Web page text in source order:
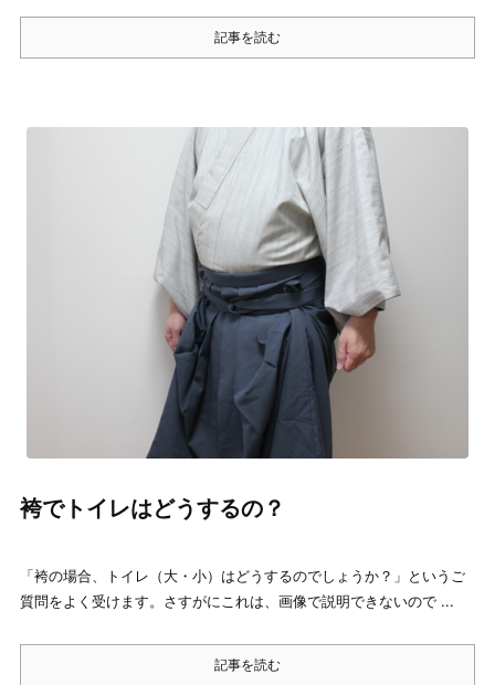
記事を読む
袴でトイレはどうするの？
「袴の場合、トイレ（大・小）はどうするのでしょうか？」というご
質問をよく受けます。さすがにこれは、画像で説明できないので ...
記事を読む